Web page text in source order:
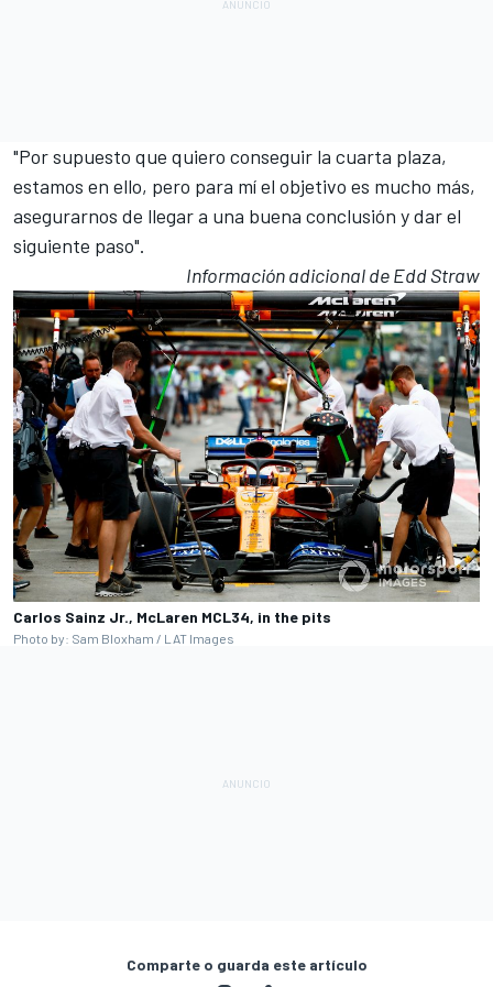
"Por supuesto que quiero conseguir la cuarta plaza,
estamos en ello, pero para mí el objetivo es mucho más,
asegurarnos de llegar a una buena conclusión y dar el
siguiente paso".
Información adicional de Edd Straw
Carlos Sainz Jr., McLaren MCL34, in the pits
Photo by: Sam Bloxham / LAT Images
Comparte o guarda este artículo